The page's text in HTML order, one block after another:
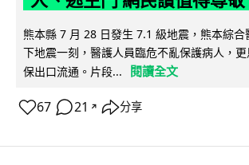
熊本縣 7 月 28 日發生 7.1 級地震，熊本綜合
下地震一刻，醫護人員臨危不亂保護病人，
保出口流通。片段...
閱讀全文
67 21 ↗ 分享